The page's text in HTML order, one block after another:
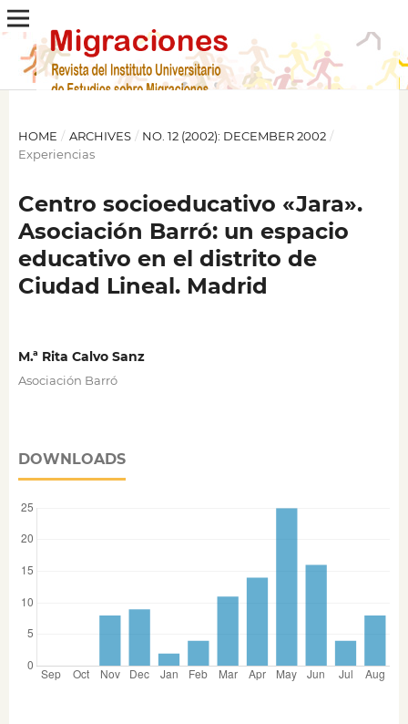
HOME / ARCHIVES / NO. 12 (2002): DECEMBER 2002 /
Experiencias
Centro socioeducativo «Jara».
Asociación Barró: un espacio
educativo en el distrito de
Ciudad Lineal. Madrid
M.ª Rita Calvo Sanz
Asociación Barró
DOWNLOADS